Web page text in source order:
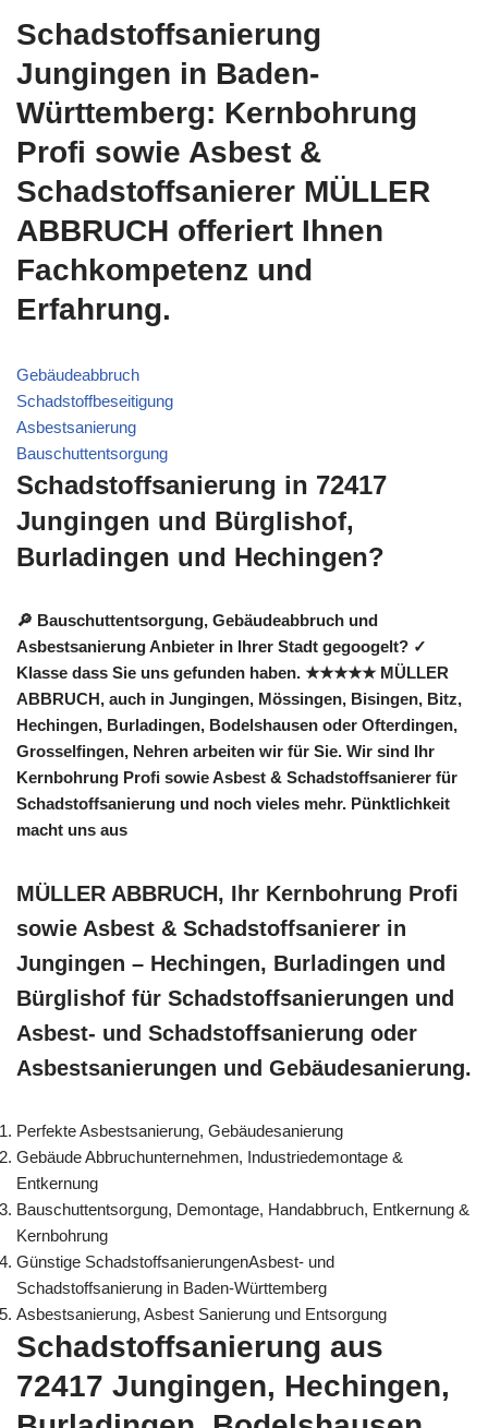
Schadstoffsanierung
Jungingen in Baden-
Württemberg: Kernbohrung
Profi sowie Asbest &
Schadstoffsanierer MÜLLER
ABBRUCH offeriert Ihnen
Fachkompetenz und
Erfahrung.
Gebäudeabbruch
Schadstoffbeseitigung
Asbestsanierung
Bauschuttentsorgung
Schadstoffsanierung in 72417
Jungingen und Bürglishof,
Burladingen und Hechingen?
🔎 Bauschuttentsorgung, Gebäudeabbruch und
Asbestsanierung Anbieter in Ihrer Stadt gegoogelt? ✓
Klasse dass Sie uns gefunden haben. ★★★★★ MÜLLER
ABBRUCH, auch in Jungingen, Mössingen, Bisingen, Bitz,
Hechingen, Burladingen, Bodelshausen oder Ofterdingen,
Grosselfingen, Nehren arbeiten wir für Sie. Wir sind Ihr
Kernbohrung Profi sowie Asbest & Schadstoffsanierer für
Schadstoffsanierung und noch vieles mehr. Pünktlichkeit
macht uns aus
MÜLLER ABBRUCH, Ihr Kernbohrung Profi
sowie Asbest & Schadstoffsanierer in
Jungingen – Hechingen, Burladingen und
Bürglishof für Schadstoffsanierungen und
Asbest- und Schadstoffsanierung oder
Asbestsanierungen und Gebäudesanierung.
Perfekte Asbestsanierung, Gebäudesanierung
Gebäude Abbruchunternehmen, Industriedemontage &
Entkernung
Bauschuttentsorgung, Demontage, Handabbruch, Entkernung &
Kernbohrung
Günstige SchadstoffsanierungenAsbest- und
Schadstoffsanierung in Baden-Württemberg
Asbestsanierung, Asbest Sanierung und Entsorgung
Schadstoffsanierung aus
72417 Jungingen, Hechingen,